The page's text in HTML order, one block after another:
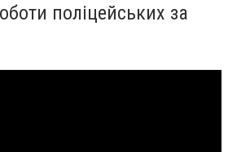
поліцейських за